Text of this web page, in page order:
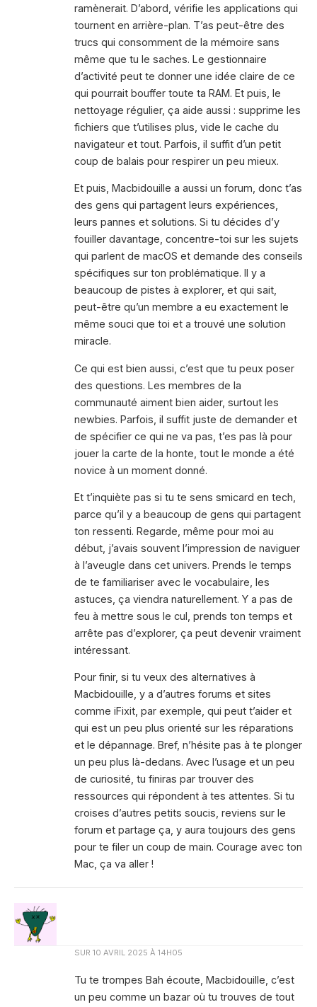
ramènerait. D’abord, vérifie les applications qui
tournent en arrière-plan. T’as peut-être des
trucs qui consomment de la mémoire sans
même que tu le saches. Le gestionnaire
d’activité peut te donner une idée claire de ce
qui pourrait bouffer toute ta RAM. Et puis, le
nettoyage régulier, ça aide aussi : supprime les
fichiers que t’utilises plus, vide le cache du
navigateur et tout. Parfois, il suffit d’un petit
coup de balais pour respirer un peu mieux.
Et puis, Macbidouille a aussi un forum, donc t’as
des gens qui partagent leurs expériences,
leurs pannes et solutions. Si tu décides d’y
fouiller davantage, concentre-toi sur les sujets
qui parlent de macOS et demande des conseils
spécifiques sur ton problématique. Il y a
beaucoup de pistes à explorer, et qui sait,
peut-être qu’un membre a eu exactement le
même souci que toi et a trouvé une solution
miracle.
Ce qui est bien aussi, c’est que tu peux poser
des questions. Les membres de la
communauté aiment bien aider, surtout les
newbies. Parfois, il suffit juste de demander et
de spécifier ce qui ne va pas, t’es pas là pour
jouer la carte de la honte, tout le monde a été
novice à un moment donné.
Et t’inquiète pas si tu te sens smicard en tech,
parce qu’il y a beaucoup de gens qui partagent
ton ressenti. Regarde, même pour moi au
début, j’avais souvent l’impression de naviguer
à l’aveugle dans cet univers. Prends le temps
de te familiariser avec le vocabulaire, les
astuces, ça viendra naturellement. Y a pas de
feu à mettre sous le cul, prends ton temps et
arrête pas d’explorer, ça peut devenir vraiment
intéressant.
Pour finir, si tu veux des alternatives à
Macbidouille, y a d’autres forums et sites
comme iFixit, par exemple, qui peut t’aider et
qui est un peu plus orienté sur les réparations
et le dépannage. Bref, n’hésite pas à te plonger
un peu plus là-dedans. Avec l’usage et un peu
de curiosité, tu finiras par trouver des
ressources qui répondent à tes attentes. Si tu
croises d’autres petits soucis, reviens sur le
forum et partage ça, y aura toujours des gens
pour te filer un coup de main. Courage avec ton
Mac, ça va aller !
SUR 10 AVRIL 2025 À 14H05
Tu te trompes Bah écoute, Macbidouille, c’est
un peu comme un bazar où tu trouves de tout